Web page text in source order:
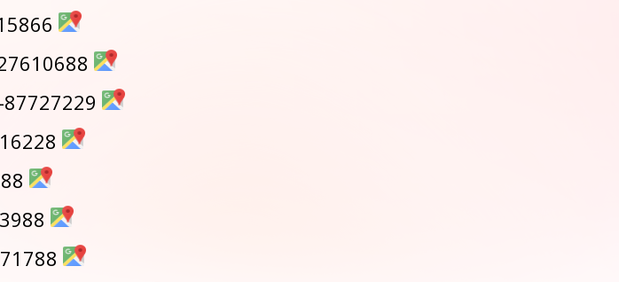
87727229